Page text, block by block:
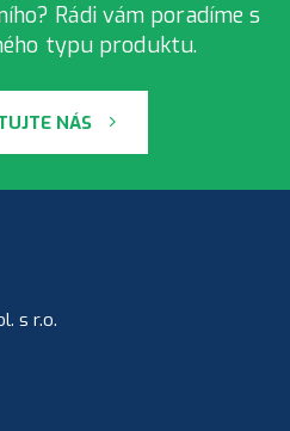
Rádi vám poradíme s
typu produktu.
NÁS
s r.o.